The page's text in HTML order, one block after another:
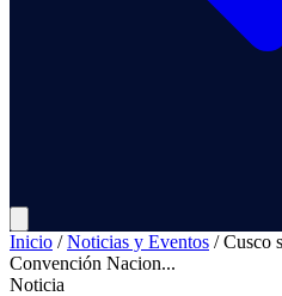
Inicio / Noticias y Eventos / Cusco
Convención Nacion...
Noticia